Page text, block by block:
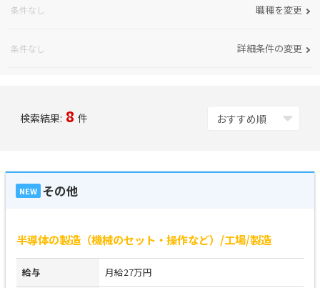
条件なし 職種を変更
条件なし 詳細条件の変更
検索結果: 8 件
NEW その他
半導体の製造（機械のセット・操作など）/工場/製造
給与 月給27万円